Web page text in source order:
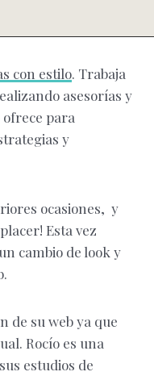
con estilo. Trabaja
asesorías y
para
y
ocasiones, y
Esta vez
cambio de look y
de su web ya que
Rocío es una
estudios de